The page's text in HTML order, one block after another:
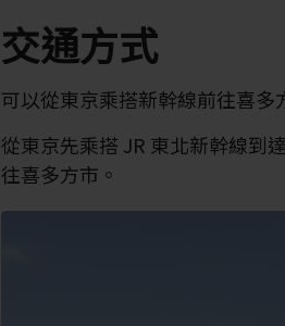
交通方式
可以從東京乘搭新幹線前往喜多
從東京先乘搭 JR 東北新幹線到
往喜多方市。